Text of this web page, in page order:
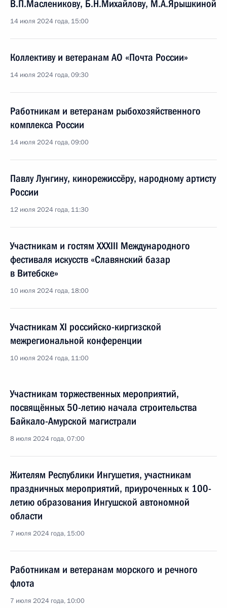
В.П.Масленикову, Б.Н.Михайлову, М.А.Ярышкиной
14 июля 2024 года, 15:00
Коллективу и ветеранам АО «Почта России»
14 июля 2024 года, 09:30
Работникам и ветеранам рыбохозяйственного
комплекса России
14 июля 2024 года, 09:00
Павлу Лунгину, кинорежиссёру, народному артисту
России
12 июля 2024 года, 11:30
Участникам и гостям ХХХIII Международного
фестиваля искусств «Славянский базар
в Витебске»
10 июля 2024 года, 18:00
Участникам XI российско-киргизской
межрегиональной конференции
10 июля 2024 года, 11:00
Участникам торжественных мероприятий,
посвящённых 50-летию начала строительства
Байкало-Амурской магистрали
8 июля 2024 года, 07:00
Жителям Республики Ингушетия, участникам
праздничных мероприятий, приуроченных к 100-
летию образования Ингушской автономной
области
7 июля 2024 года, 15:00
Работникам и ветеранам морского и речного
флота
7 июля 2024 года, 10:00